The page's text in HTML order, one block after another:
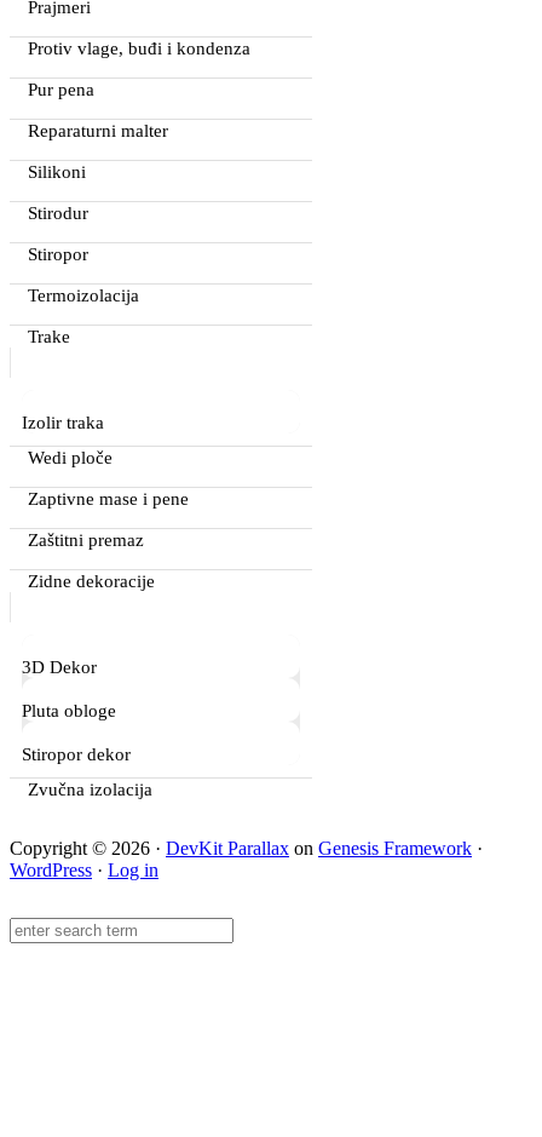
Prajmeri
Protiv vlage, buđi i kondenza
Pur pena
Reparaturni malter
Silikoni
Stirodur
Stiropor
Termoizolacija
Trake
Izolir traka
Wedi ploče
Zaptivne mase i pene
Zaštitni premaz
Zidne dekoracije
3D Dekor
Pluta obloge
Stiropor dekor
Zvučna izolacija
Copyright © 2026 · DevKit Parallax on Genesis Framework ·
WordPress · Log in